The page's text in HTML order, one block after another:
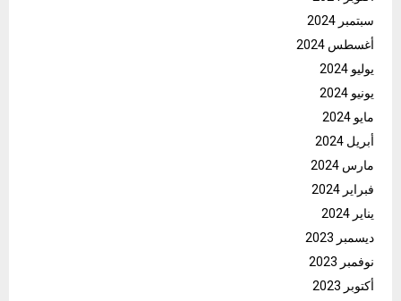
سبتمبر 2024
أغسطس 2024
يوليو 2024
يونيو 2024
مايو 2024
أبريل 2024
مارس 2024
فبراير 2024
يناير 2024
ديسمبر 2023
نوفمبر 2023
أكتوبر 2023